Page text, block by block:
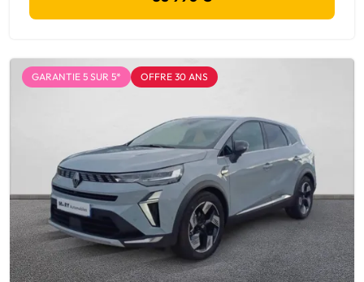
GARANTIE 5 SUR 5* OFFRE 30 ANS